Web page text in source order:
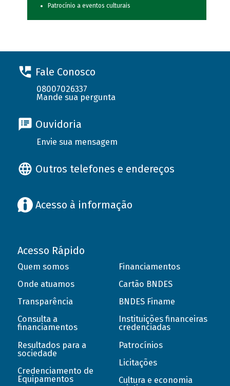
Patrocínio a eventos culturais
Fale Conosco
08007026337
Mande sua pergunta
Ouvidoria
Envie sua mensagem
Outros telefones e endereços
Acesso à informação
Acesso Rápido
Quem somos
Onde atuamos
Transparência
Consulta a
financiamentos
Resultados para a
sociedade
Credenciamento de
Equipamentos
Financiamentos
Cartão BNDES
BNDES Finame
Instituições financeiras
credenciadas
Patrocínios
Licitações
Cultura e economia